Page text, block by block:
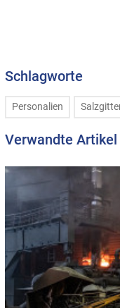
Schlagworte
Personalien
Verwandte Artikel